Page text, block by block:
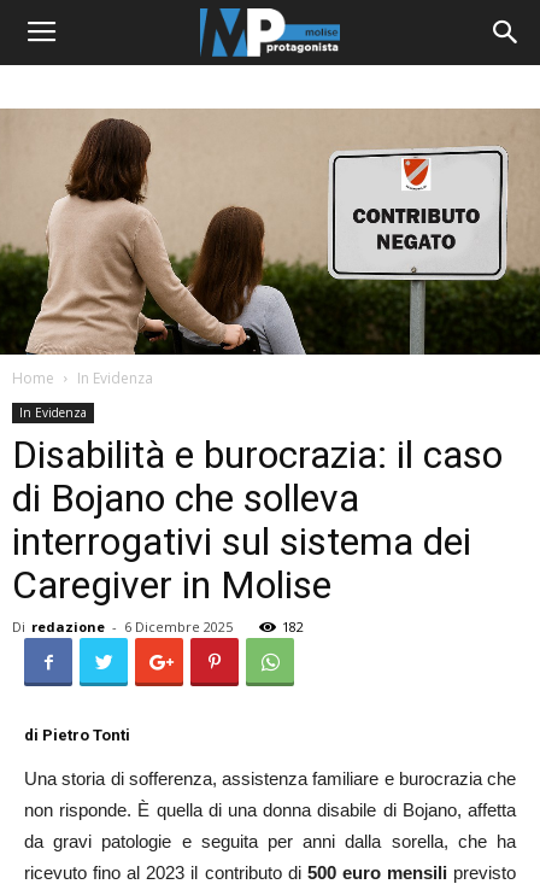
Home In Evidenza
In Evidenza
Disabilità e burocrazia: il caso
di Bojano che solleva
interrogativi sul sistema dei
Caregiver in Molise
Di redazione - 6 Dicembre 2025 182
di Pietro Tonti
Una storia di sofferenza, assistenza familiare e burocrazia che
non risponde. È quella di una donna disabile di Bojano, affetta
da gravi patologie e seguita per anni dalla sorella, che ha
ricevuto fino al 2023 il contributo di 500 euro mensiliprevisto